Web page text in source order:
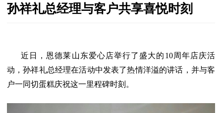
孙祥礼总经理与客户共享喜悦时刻
近日， 恩德莱山东爱心店举行了盛大的 10周年店庆活
动，孙祥礼总经理在活动中发表了热情洋溢的讲话，并与客
户一同切蛋糕庆祝这一里程碑时刻。